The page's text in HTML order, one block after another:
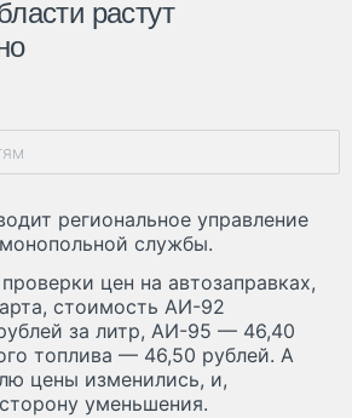
растут
региональное управление
службы.
цен на автозаправках,
стоимость АИ-92
за литр, АИ-95 — 46,40
топлива — 46,50 рублей. А
цены изменились, и,
уменьшения.